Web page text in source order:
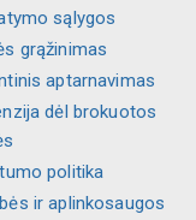
sąlygos
grąžinimas
aptarnavimas
dėl brokuotos
politika
ir aplinkosaugos